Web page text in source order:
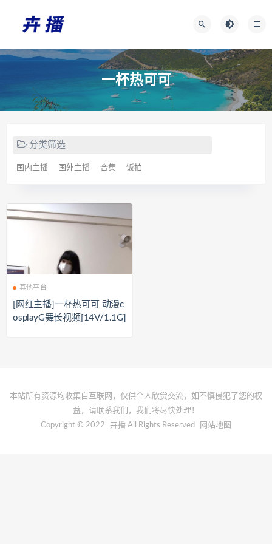
一杯热可可
分类筛选
国内主播 国外主播 合集 饭拍
其他平台
[网红主播]一杯热可可 动漫c
osplayG舞长视频[14V/1.1G]
本站所有资源均收集自互联网，仅供个人欣赏交流，如不慎侵犯了您的权
益，请联系我们，我们将尽快处理！
Copyright © 2022
卉播 All Rights Reserved 网站地图